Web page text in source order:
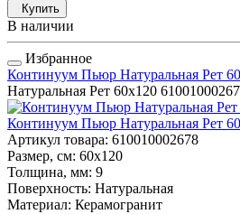
Купить
В наличии
Избранное
Континуум Пьюр Натуральная Рет
Натуральная Рет 60x120
Континуум Пьюр Натуральная Рет
Артикул товара: 610010002678
Размер, см: 60x120
Толщина, мм: 9
Поверхность: Натуральная
Материал: Керамогранит